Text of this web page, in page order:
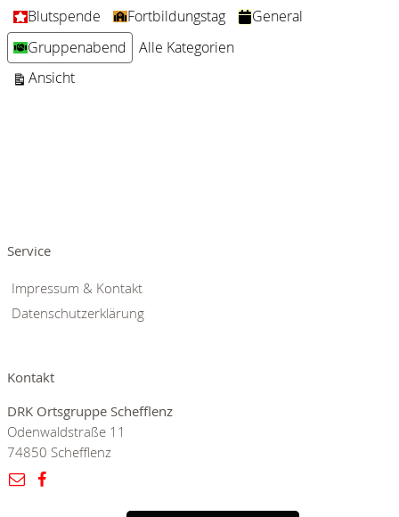
Kategorien
Blutspende Fortbildungstag
General
Gruppenabend
Alle Kategorien
Ansichtausdrucken
Service
Impressum & Kontakt
Datenschutzerklärung
Kontakt
DRK Ortsgruppe Schefflenz
Odenwaldstraße 11
74850 Schefflenz